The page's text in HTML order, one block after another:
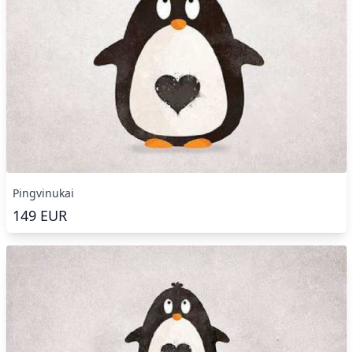
Pingvinukai
149 EUR